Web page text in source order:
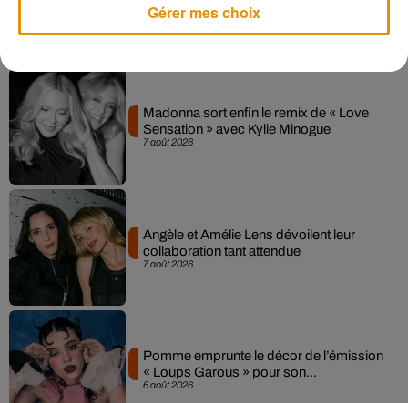
7 août 2026
Madonna sort enfin le remix de « Love
Sensation » avec Kylie Minogue
7 août 2026
Angèle et Amélie Lens dévoilent leur
collaboration tant attendue
6 août 2026
Pomme emprunte le décor de l’émission
« Loups Garous » pour son...
Gérer mes choix